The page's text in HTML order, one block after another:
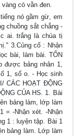
có vằn đen.
nó gầm gừ, em
chuồng sắt chẳng -
ai. trắng là chúa tị
3.Củng cố : Nhận
bài, làm bài. TỐN
được bảng nhân 1,
1, số o. - Học sinh
CÁC HOẠT ĐỘNG
CỦA HS. 1. Bài
bảng làm, lớp làm
= -Nhận xét. -Nhận
1 : luyện tập. Bài 1
bảng làm. Lớp làm